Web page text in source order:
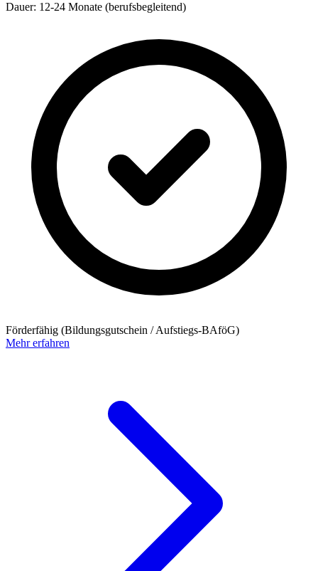
Dauer: 12-24 Monate (berufsbegleitend)
Förderfähig (Bildungsgutschein / Aufstiegs-BAföG)
Mehr erfahren